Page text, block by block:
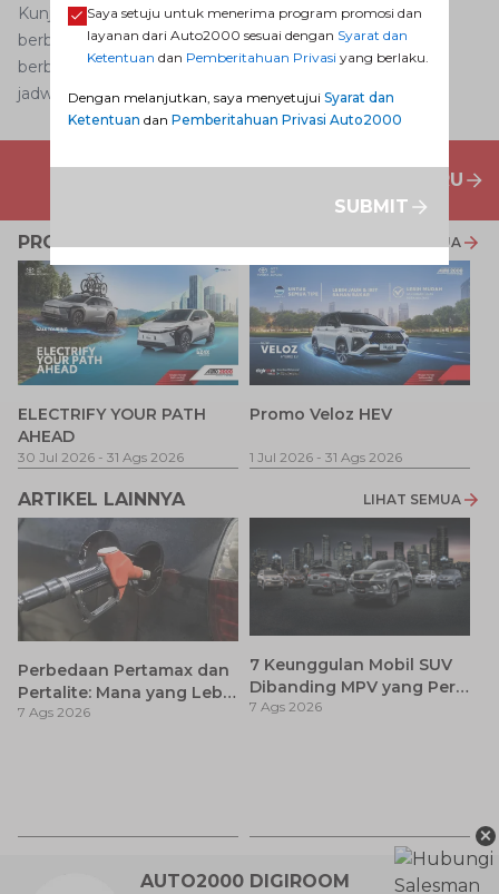
Kunjungi Dealer Toyotasekarang jugadan dapatkan
berbagai
Promo Dealer Mobil Toyotaterbaru untuk
berbagai jenislayanan purna jualAuto2000. Anda bisa
jadwalkan kunjungandi sini.
PENAWARAN MOBIL BARU
PROMO TERKAIT LIHAT SEMUA
ELECTRIFY YOUR PATH
AHEAD
30 Jul 2026 - 31 Ags 2026
Promo Veloz HEV
1 Jul 2026 - 31 Ags 2026
ARTIKEL LAINNYA LIHAT SEMUA
Perbedaan Pertamax dan
Pertalite: Mana yang Lebih
Baik untuk Mobil Toyota
7 Ags 2026
7 Keunggulan Mobil SUV
Dibanding MPV yang Perlu
Anda Ketahui
7 Ags 2026
AUTO2000 DIGIROOM
×
Saya setuju untuk menerima program promosi dan
layanan dari Auto2000 sesuai dengan Syarat dan
Ketentuan dan Pemberitahuan Privasi yang berlaku.
Dengan melanjutkan, saya menyetujui Syarat dan
Ketentuan dan Pemberitahuan Privasi Auto2000
SUBMIT